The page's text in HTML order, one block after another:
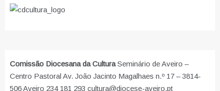
Comissão Diocesana da CulturaSeminário de Aveiro –
Centro Pastoral Av. João Jacinto Magalhaes n.º 17 – 3814-
506 Aveiro 234 181 293 cultura@diocese-aveiro.pt